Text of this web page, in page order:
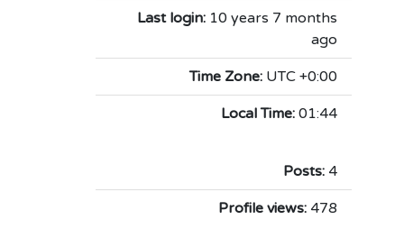
Last login: 10 years 7 months
ago
Time Zone: UTC +0:00
Local Time: 01:44
Posts: 4
Profile views: 478